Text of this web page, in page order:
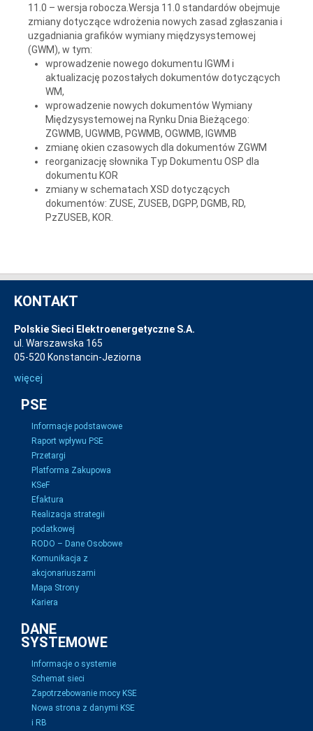
11.0 – wersja robocza.Wersja 11.0 standardów obejmuje
zmiany dotyczące wdrożenia nowych zasad zgłaszania i
uzgadniania grafików wymiany międzysystemowej
(GWM), w tym:
wprowadzenie nowego dokumentu IGWM i
aktualizację pozostałych dokumentów dotyczących
WM,
wprowadzenie nowych dokumentów Wymiany
Międzysystemowej na Rynku Dnia Bieżącego:
ZGWMB, UGWMB, PGWMB, OGWMB, IGWMB
zmianę okien czasowych dla dokumentów ZGWM
reorganizację słownika Typ Dokumentu OSP dla
dokumentu KOR
zmiany w schematach XSD dotyczących
dokumentów: ZUSE, ZUSEB, DGPP, DGMB, RD,
PzZUSEB, KOR.
KONTAKT
Polskie Sieci Elektroenergetyczne S.A.
ul. Warszawska 165
05-520 Konstancin-Jeziorna
więcej
PSE
Informacje podstawowe
Raport wpływu PSE
Przetargi
Platforma Zakupowa
KSeF
Efaktura
Realizacja strategii
podatkowej
RODO – Dane Osobowe
Komunikacja z
akcjonariuszami
Mapa Strony
Kariera
DANE
SYSTEMOWE
Informacje o systemie
Schemat sieci
Zapotrzebowanie mocy KSE
Nowa strona z danymi KSE
i RB